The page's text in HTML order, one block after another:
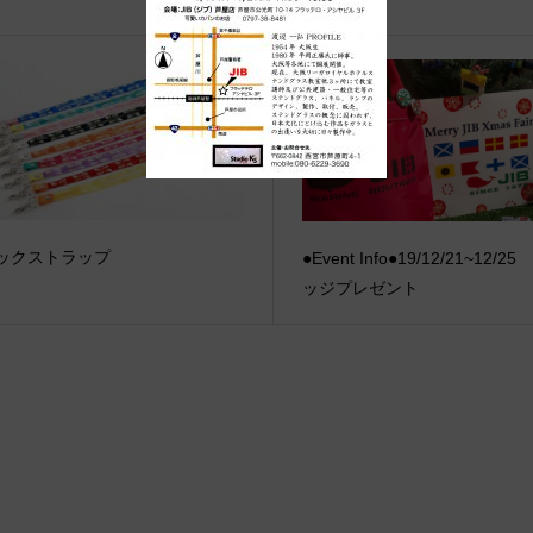
クストラップ
●Event Info●19/12/21~12/25
ッジプレゼント